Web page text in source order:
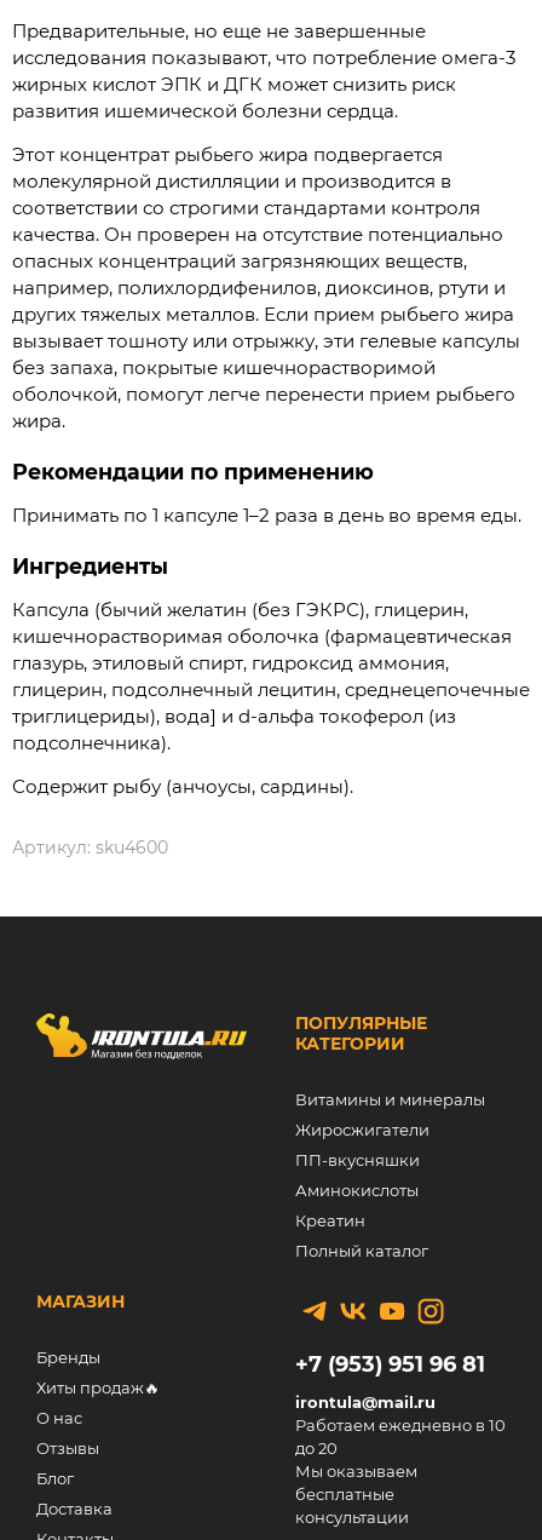
Предварительные, но еще не завершенные
исследования показывают, что потребление омега-3
жирных кислот ЭПК и ДГК может снизить риск
развития ишемической болезни сердца.
Этот концентрат рыбьего жира подвергается
молекулярной дистилляции и производится в
соответствии со строгими стандартами контроля
качества. Он проверен на отсутствие потенциально
опасных концентраций загрязняющих веществ,
например, полихлордифенилов, диоксинов, ртути и
других тяжелых металлов. Если прием рыбьего жира
вызывает тошноту или отрыжку, эти гелевые капсулы
без запаха, покрытые кишечнорастворимой
оболочкой, помогут легче перенести прием рыбьего
жира.
Рекомендации по применению
Принимать по 1 капсуле 1–2 раза в день во время еды.
Ингредиенты
Капсула (бычий желатин (без ГЭКРС), глицерин,
кишечнорастворимая оболочка (фармацевтическая
глазурь, этиловый спирт, гидроксид аммония,
глицерин, подсолнечный лецитин, среднецепочечные
триглицериды), вода] и d-альфа токоферол (из
подсолнечника).
Содержит рыбу (анчоусы, сардины).
Артикул: sku4600
ПОПУЛЯРНЫЕ
КАТЕГОРИИ
Витамины и минералы
Жиросжигатели
ПП-вкусняшки
Аминокислоты
Креатин
Полный каталог
МАГАЗИН
Бренды
Хиты продаж🔥
О нас
Отзывы
Блог
Доставка
+7 (953) 951 96 81
irontula@mail.ru
Работаем ежедневно в 10
до 20
Мы оказываем
бесплатные
консультации